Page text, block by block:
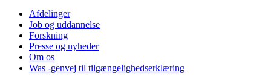
Afdelinger
Job og uddannelse
Forskning
Presse og nyheder
Om os
Was -genvej til tilgængelighedserklæring